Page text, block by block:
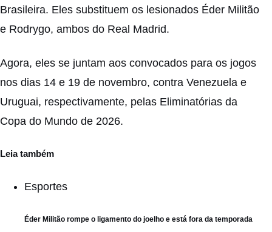
Brasileira. Eles substituem os lesionados Éder Militão
e Rodrygo, ambos do Real Madrid.
Agora, eles se juntam aos convocados para os jogos
nos dias 14 e 19 de novembro, contra Venezuela e
Uruguai, respectivamente, pelas Eliminatórias da
Copa do Mundo de 2026.
Leia também
Esportes
Éder Militão rompe o ligamento do joelho e está fora da temporada